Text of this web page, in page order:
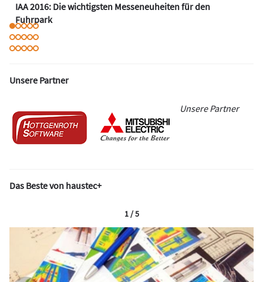
IAA 2016: Die wichtigsten Messeneuheiten für den
Fuhrpark
Unsere Partner
Unsere Partner
Das Beste von haustec+
1 / 5